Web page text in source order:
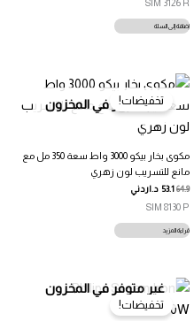
SIM 3126 R
إضافة إلى السلة
غير متوفر في المخزون
تخفيضات!
مكوى بخار بيكو 3000 واط سعة 350 مل مع
مانع للتسريب لون زهري
64.9
53.1 د.اردني
SIM 8130 P
قراءة المزيد
غير متوفر في المخزون
تخفيضات!